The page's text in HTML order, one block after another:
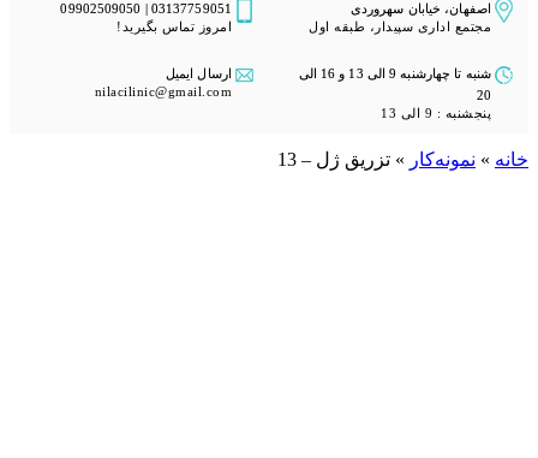
اصفهان، خیابان سهروردی
مجتمع اداری سپیدار، طبقه اول
03137759051 | 09902509050
امروز تماس بگیرید!
شنبه تا چهارشنبه 9 الی 13 و 16 الی
20
پنجشنبه : 9 الی 13
ارسال ایمیل
nilacilinic@gmail.com
خانه»نمونه‌کار»
خانه » نمونه‌کار » تزریق ژل – 13